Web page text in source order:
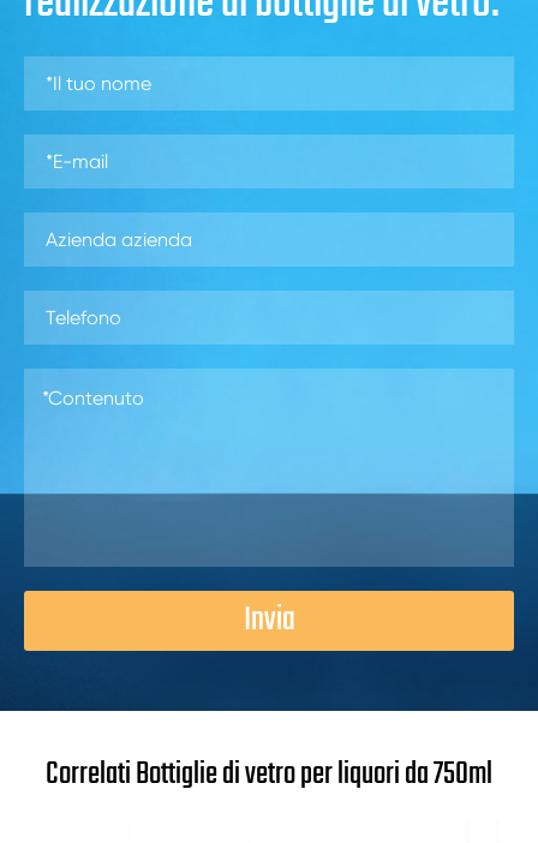
Invia
Correlati Bottiglie di vetro per liquori da 750ml